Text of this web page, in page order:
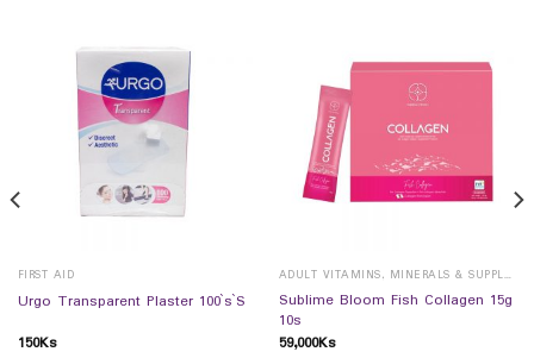
FIRST AID
Urgo Transparent Plaster 100`s`S
150Ks
ADULT VITAMINS, MINERALS & SUPPLEMENTS
Sublime Bloom Fish Collagen 15g
10s
59,000Ks